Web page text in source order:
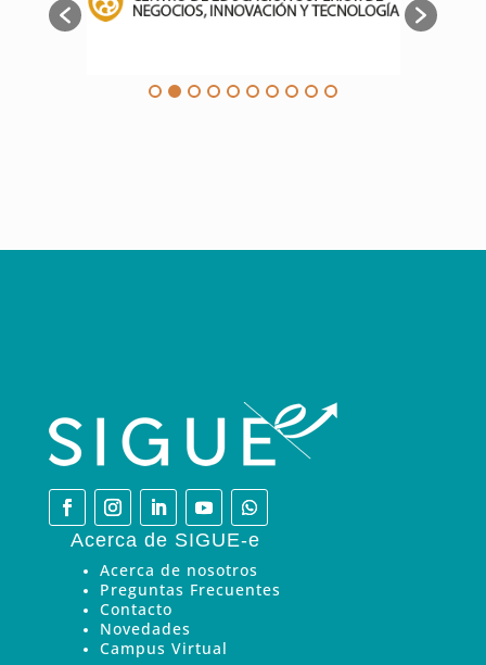
Acerca de SIGUE-e
Acerca de nosotros
Preguntas Frecuentes
Contacto
Novedades
Campus Virtual